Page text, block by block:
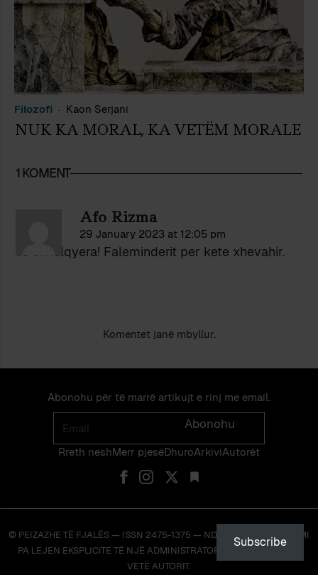
Filozofi Kaon Serjani
NUK KA MORAL, KA VETËM MORALE
1 KOMENT
Afo Rizma
29 January 2023 at 12:05 pm
Te shkelqyera! Faleminderit per kete xhevahir.
Komentet janë mbyllur.
Abonohu për të marrë artikujt e rinj me email.
Email
Abonohu
Rreth neshMerr pjes​​ë​DhuroArkiviAutorët
© PEIZAZHE TË FJALËS — ISSN 2475-1375 — NDALOHET RIPRODHIMI
PA LEJEN EKSPLICITE TË NJË ADMINISTRATORI TË FAQES OSE TË
VETË AUTORIT.
Subscribe